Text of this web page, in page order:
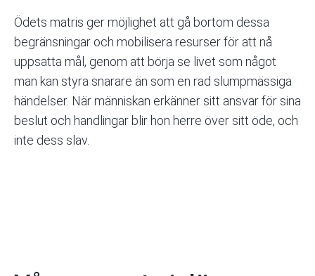
Ödets matris ger möjlighet att gå bortom dessa
begränsningar och mobilisera resurser för att nå
uppsatta mål, genom att börja se livet som något
man kan styra snarare än som en rad slumpmässiga
händelser. När människan erkänner sitt ansvar för sina
beslut och handlingar blir hon herre över sitt öde, och
inte dess slav.